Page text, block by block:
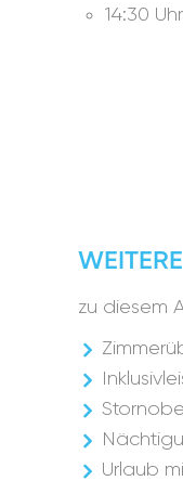
14:30
zu diesem
Urlaub